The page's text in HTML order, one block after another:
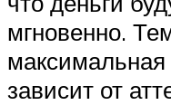
мгновенно.
зависит от